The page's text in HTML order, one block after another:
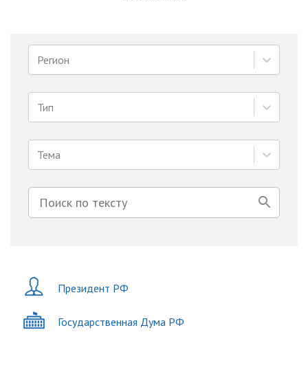
Регион
Тип
Тема
Президент РФ
Государственная Дума РФ